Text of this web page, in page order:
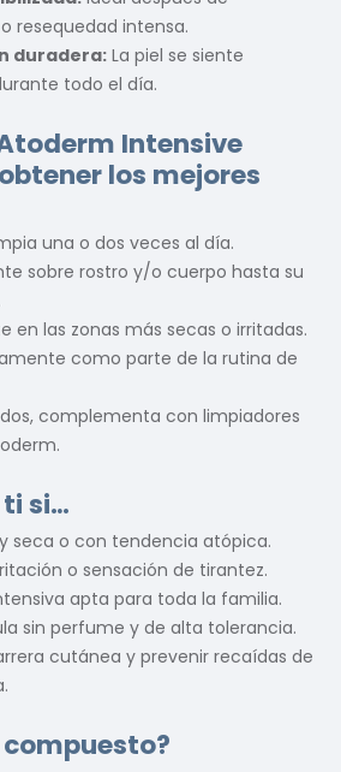
resequedad intensa.
duradera:La piel se siente
todo el día.
Intensive
los mejores
una o dos veces al día.
sobre rostro y/o cuerpo hasta su
en las zonas más secas o irritadas.
como parte de la rutina de
complementa con limpiadores
ti si…
seca o con tendencia atópica.
o sensación de tirantez.
apta para toda la familia.
sin perfume y de alta tolerancia.
cutánea y prevenir recaídas de